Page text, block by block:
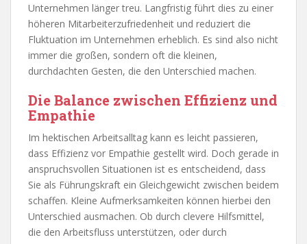
Unternehmen länger treu. Langfristig führt dies zu einer
höheren Mitarbeiterzufriedenheit und reduziert die
Fluktuation im Unternehmen erheblich. Es sind also nicht
immer die großen, sondern oft die kleinen,
durchdachten Gesten, die den Unterschied machen.
Die Balance zwischen Effizienz und
Empathie
Im hektischen Arbeitsalltag kann es leicht passieren,
dass Effizienz vor Empathie gestellt wird. Doch gerade in
anspruchsvollen Situationen ist es entscheidend, dass
Sie als Führungskraft ein Gleichgewicht zwischen beidem
schaffen. Kleine Aufmerksamkeiten können hierbei den
Unterschied ausmachen. Ob durch clevere Hilfsmittel,
die den Arbeitsfluss unterstützen, oder durch